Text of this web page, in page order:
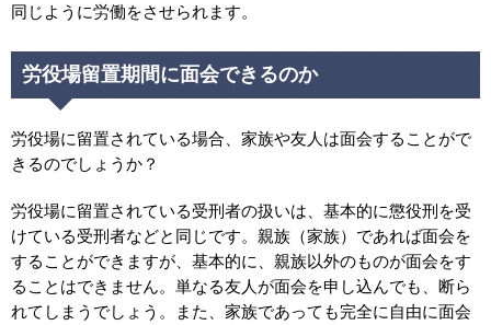
同じように労働をさせられます。
労役場留置期間に面会できるのか
労役場に留置されている場合、家族や友人は面会することがで
きるのでしょうか？
労役場に留置されている受刑者の扱いは、基本的に懲役刑を受
けている受刑者などと同じです。親族（家族）であれば面会を
することができますが、基本的に、親族以外のものが面会をす
ることはできません。単なる友人が面会を申し込んでも、断ら
れてしまうでしょう。また、家族であっても完全に自由に面会